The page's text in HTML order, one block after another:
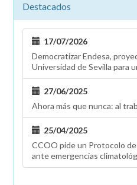
Destacados
17/07/2026
Democratizar Endesa,
Universidad de Sevilla para
27/06/2025
Ahora más que nunca: al
25/04/2025
CCOO pide un Protocolo
ante emergencias